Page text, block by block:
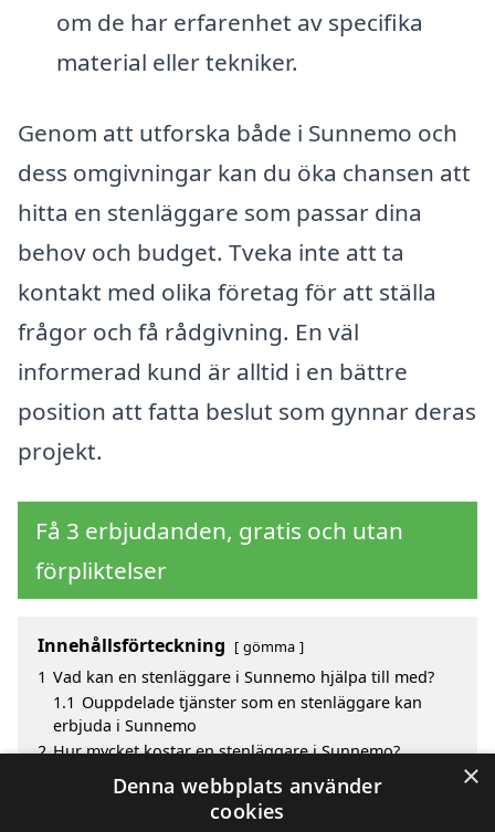
om de har erfarenhet av specifika
material eller tekniker.
Genom att utforska både i Sunnemo och
dess omgivningar kan du öka chansen att
hitta en stenläggare som passar dina
behov och budget. Tveka inte att ta
kontakt med olika företag för att ställa
frågor och få rådgivning. En väl
informerad kund är alltid i en bättre
position att fatta beslut som gynnar deras
projekt.
Få 3 erbjudanden, gratis och utan
förpliktelser
Innehållsförteckning gömma
1 Vad kan en stenläggare i Sunnemo hjälpa till med?
1.1 Ouppdelade tjänster som en stenläggare kan
erbjuda i Sunnemo
2 Hur mycket kostar en stenläggare i Sunnemo?
Fördelar med att välja stenläggare i Sunnemo
Sök efter en skicklig stenläggare i de omgivande
×
Denna webbplats använder
cookies